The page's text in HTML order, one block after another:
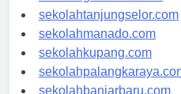
sekolahgorontalo.com
sekolahtanjungselor.com
sekolahmanado.com
sekolahkupang.com
sekolahpalangkaraya.com